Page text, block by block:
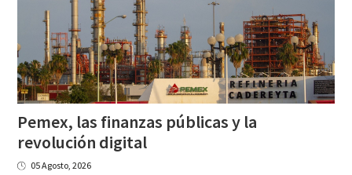
Pemex, las finanzas públicas y la
revolución digital
05 Agosto, 2026